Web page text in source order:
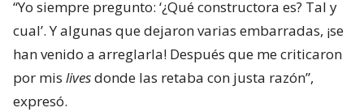
“Yo siempre pregunto: ‘¿Qué constructora es? Tal y
cual’. Y algunas que dejaron varias embarradas, ¡se
han venido a arreglarla! Después que me criticaron
por mis livesdonde las retaba con justa razón”,
expresó.